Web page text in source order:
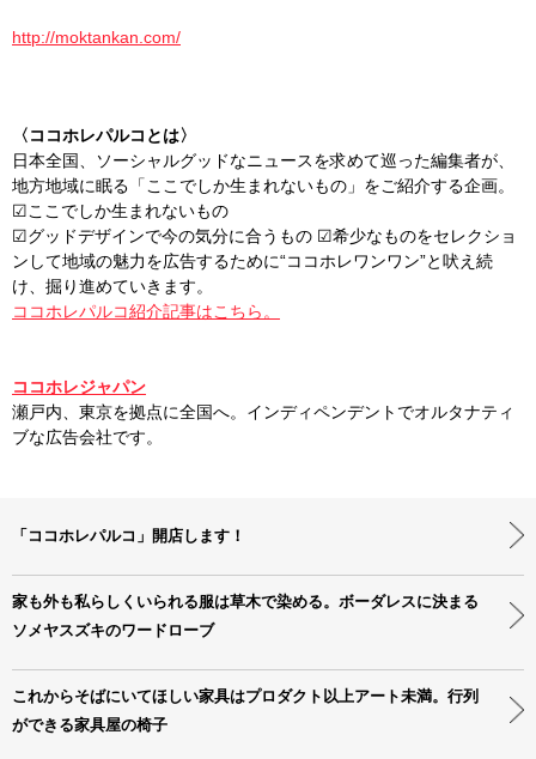
http://moktankan.com/
〈ココホレパルコとは〉
日本全国、ソーシャルグッドなニュースを求めて巡った編集者が、
地方地域に眠る「ここでしか生まれないもの」をご紹介する企画。
☑ここでしか生まれないもの
☑グッドデザインで今の気分に合うもの ☑希少なものをセレクショ
ンして地域の魅力を広告するために“ココホレワンワン”と吠え続
け、掘り進めていきます。
ココホレパルコ紹介記事はこちら。
ココホレジャパン
瀬戸内、東京を拠点に全国へ。インディペンデントでオルタナティ
ブな広告会社です。
「ココホレパルコ」開店します！
家も外も私らしくいられる服は草木で染める。ボーダレスに決まる
ソメヤスズキのワードローブ
これからそばにいてほしい家具はプロダクト以上アート未満。行列
ができる家具屋の椅子